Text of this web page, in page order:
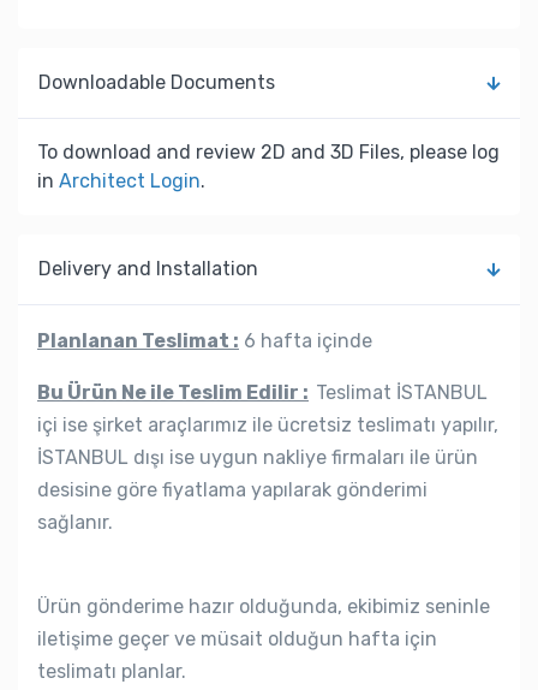
Downloadable Documents
To download and review 2D and 3D Files, please log
in Architect Login.
Delivery and Installation
Planlanan Teslimat : 6 hafta içinde
Bu Ürün Ne ile Teslim Edilir : Teslimat İSTANBUL
içi ise şirket araçlarımız ile ücretsiz teslimatı yapılır,
İSTANBUL dışı ise uygun nakliye firmaları ile ürün
desisine göre fiyatlama yapılarak gönderimi
sağlanır.
Ürün gönderime hazır olduğunda, ekibimiz seninle
iletişime geçer ve müsait olduğun hafta için
teslimatı planlar.